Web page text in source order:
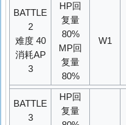
BATTLE
2
难度 40
消耗AP
3
HP回
复量
80%
MP回
复量
80%
W1
BATTLE
3
HP回
复量